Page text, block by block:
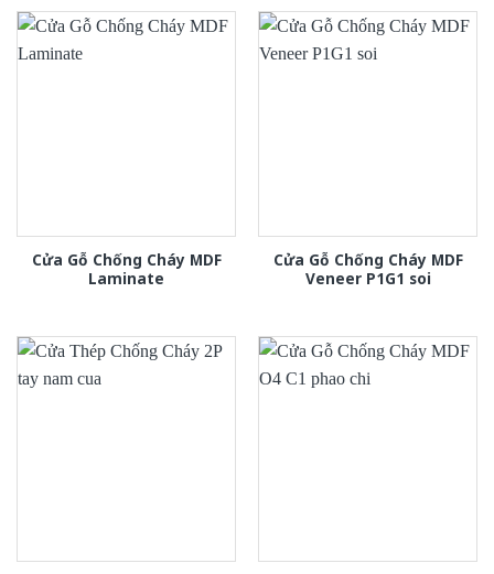
Cửa Gỗ Chống Cháy MDF
Laminate
Cửa Gỗ Chống Cháy MDF
Veneer P1G1 soi